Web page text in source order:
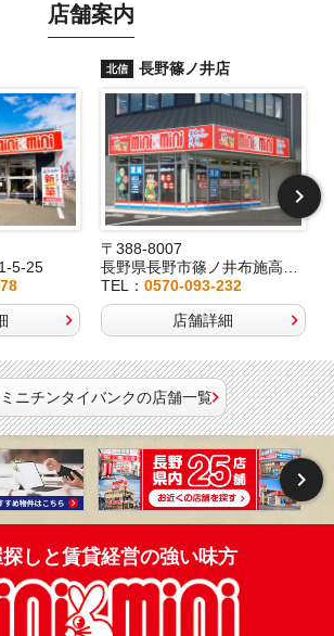
店舗案内
5-25
北信 長野篠ノ井店
〒388-8007
長野県長野市篠ノ井布施高田407-8
TEL：0570-093-232
店舗詳細
ニチンタイバンクの店舗一覧
しと賃貸経営の強い味方